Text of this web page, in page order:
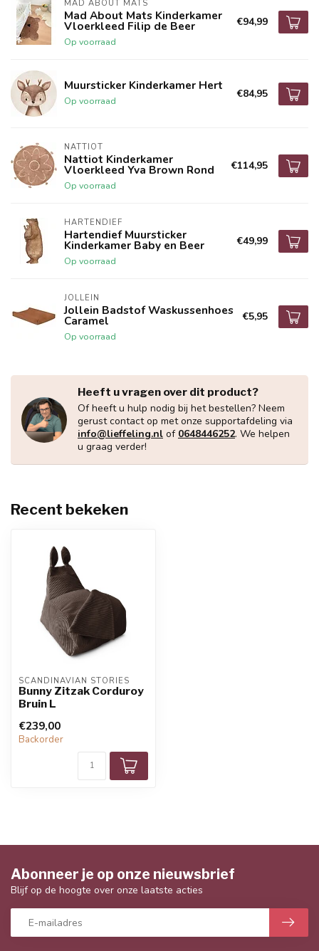
MAD ABOUT MATS
Mad About Mats Kinderkamer
Vloerkleed Filip de Beer
Op voorraad
€94,99
Muursticker Kinderkamer Hert
Op voorraad
€84,95
NATTIOT
Nattiot Kinderkamer
Vloerkleed Yva Brown Rond
Op voorraad
€114,95
HARTENDIEF
Hartendief Muursticker
Kinderkamer Baby en Beer
Op voorraad
€49,99
JOLLEIN
Jollein Badstof Waskussenhoes
Caramel
Op voorraad
€5,95
Heeft u vragen over dit product?
Of heeft u hulp nodig bij het bestellen? Neem
gerust contact op met onze supportafdeling via
info@lieffeling.nl of 0648446252. We helpen
u graag verder!
Recent bekeken
SCANDINAVIAN STORIES
Bunny Zitzak Corduroy
Bruin L
€239,00
Backorder
Abonneer je op onze nieuwsbrief
Blijf op de hoogte over onze laatste acties